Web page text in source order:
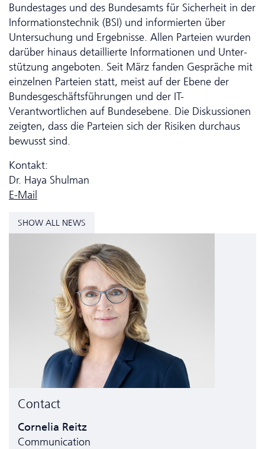
Bundestages und des Bundesamts für Sicherheit in der
Informationstechnik (BSI) und informierten über
Untersuchung und Ergebnisse. Allen Parteien wurden
darüber hinaus detaillierte Informationen und Unter­
stütz­ung angeboten. Seit März fanden Gespräche mit
einzelnen Parteien statt, meist auf der Ebene der
Bundesgeschäftsführungen und der IT-
Verantwortlichen auf Bundesebene. Die Diskussionen
zeigten, dass die Parteien sich der Risiken durchaus
bewusst sind.
Kontakt:
Dr. Haya Shulman
E-Mail
SHOW ALL NEWS
Contact
Cornelia Reitz
Communication